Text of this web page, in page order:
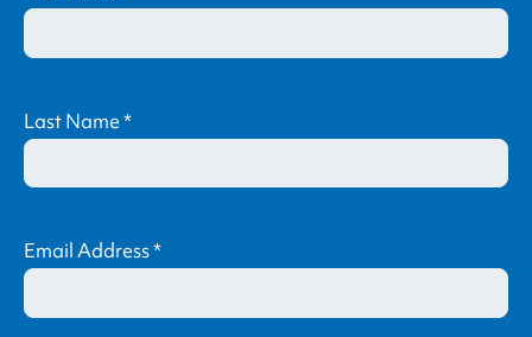
Last Name*
Email Address*